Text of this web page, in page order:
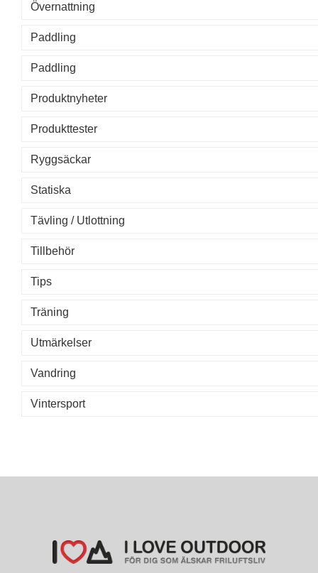
Övernattning
Paddling
Paddling
Produktnyheter
Produkttester
Ryggsäckar
Statiska
Tävling / Utlottning
Tillbehör
Tips
Träning
Utmärkelser
Vandring
Vintersport